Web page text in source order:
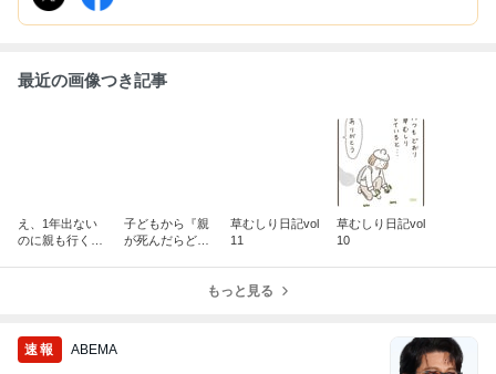
最近の画像つき記事
え、1年出ない
のに親も行く
子どもから『親
が死んだらどう
草むしり日記vol
11
草むしり日記vol
10
もっと見る
速報 ABEMA